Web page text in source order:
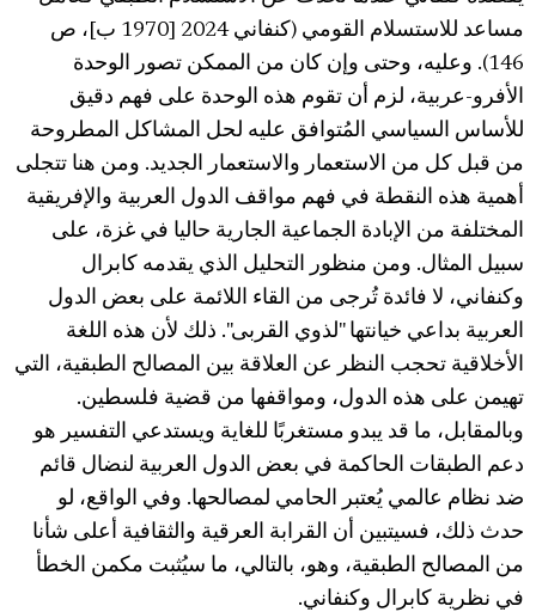
مساعد للاستسلام القومي (كنفاني 2024 [1970 ب]، ص
146). وعليه، وحتى وإن كان من الممكن تصور الوحدة
الأفرو-عربية، لزم أن تقوم هذه الوحدة على فهم دقيق
للأساس السياسي المُتوافق عليه لحل المشاكل المطروحة
من قبل كل من الاستعمار والاستعمار الجديد. ومن هنا تتجلى
أهمية هذه النقطة في فهم مواقف الدول العربية والإفريقية
المختلفة من الإبادة الجماعية الجارية حاليا في غزة، على
سبيل المثال. ومن منظور التحليل الذي يقدمه كابرال
وكنفاني، لا فائدة تُرجى من القاء اللائمة على بعض الدول
العربية بداعي خيانتها "لذوي القربى". ذلك لأن هذه اللغة
الأخلاقية تحجب النظر عن العلاقة بين المصالح الطبقية، التي
تهيمن على هذه الدول، ومواقفها من قضية فلسطين.
وبالمقابل، ما قد يبدو مستغربًا للغاية ويستدعي التفسير هو
دعم الطبقات الحاكمة في بعض الدول العربية لنضال قائم
ضد نظام عالمي يُعتبر الحامي لمصالحها. وفي الواقع، لو
حدث ذلك، فسيتبين أن القرابة العرقية والثقافية أعلى شأنا
من المصالح الطبقية، وهو، بالتالي، ما سيُثبت مكمن الخطأ
في نظرية كابرال وكنفاني.